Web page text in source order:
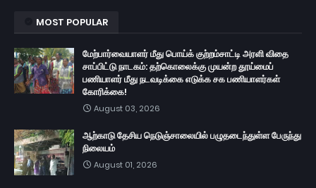
MOST POPULAR
மேற்பார்வையாளர் மீது பொய்க் குற்றம்சாட்டி அரளி விதை
சாப்பிட்டு நாடகம்: தற்கொலைக்கு முயன்ற தூய்மைப்
பணியாளர் மீது நடவடிக்கை எடுக்க சக பணியாளர்கள்
கோரிக்கை!
August 03, 2026
ஆற்காடு தேசிய நெடுஞ்சாலையில் பழுதடைந்துள்ள பேருந்து
நிலையம்
August 01, 2026